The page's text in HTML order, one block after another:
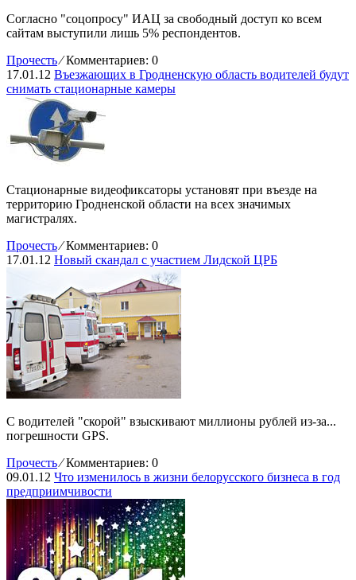
Согласно "соцопросу" ИАЦ за свободный доступ ко всем
сайтам выступили лишь 5% респондентов.
Прочесть ⁄Комментариев: 0
17.01.12 Въезжающих в Гродненскую область водителей будут
снимать стационарные камеры
Стационарные видеофиксаторы установят при въезде на
территорию Гродненской области на всех значимых
магистралях.
Прочесть ⁄Комментариев: 0
17.01.12 Новый скандал с участием Лидской ЦРБ
С водителей "скорой" взыскивают миллионы рублей из-за...
погрешности GPS.
Прочесть ⁄Комментариев: 0
09.01.12 Что изменилось в жизни белорусского бизнеса в год
предприимчивости